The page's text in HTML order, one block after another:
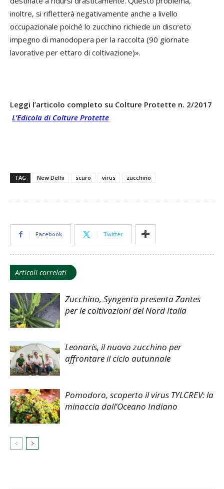
inoltre, si rifletterà negativamente anche a livello
occupazionale poiché lo zucchino richiede un discreto
impegno di manodopera per la raccolta (90 giornate
lavorative per ettaro di coltivazione)».
Leggi l’articolo completo su Colture Protette n. 2/2017
L’Edicola di Colture Protette
TAG New Delhi scuro virus zucchino
Facebook Twitter
Articoli correlati
Zucchino, Syngenta presenta Zantes
per le coltivazioni del Nord Italia
Leonaris, il nuovo zucchino per
affrontare il ciclo autunnale
Pomodoro, scoperto il virus TYLCREV: la
minaccia dall’Oceano Indiano